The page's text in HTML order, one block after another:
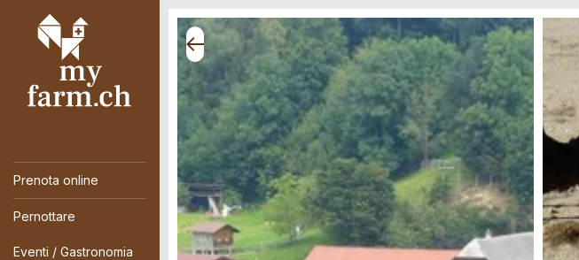
Prenota online
Pernottare
Eventi / Gastronomia